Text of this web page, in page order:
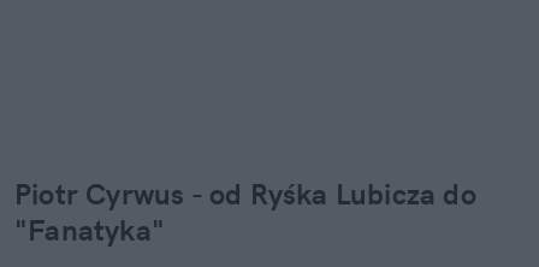
Piotr Cyrwus - od Ryśka Lubicza do
"Fanatyka"